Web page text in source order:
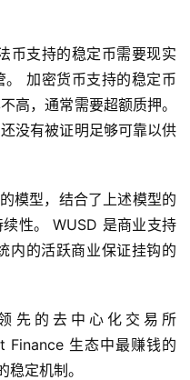
币支持的稳定币需要现实
加密货币支持的稳定币
高，通常需要超额质押。
没有被证明足够可靠以供
模型，结合了上述模型的
性。 WUSD 是商业支持
内的活跃商业保证挂钩的
先的去中心化交易所
Finance 生态中最赚钱的
定机制。